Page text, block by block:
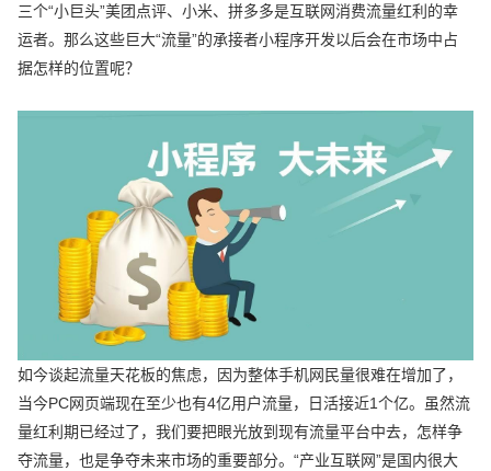
三个“小巨头”美团点评、小米、拼多多是互联网消费流量红利的幸
运者。那么这些巨大“流量”的承接者小程序开发以后会在市场中占
据怎样的位置呢？
如今谈起流量天花板的焦虑，因为整体手机网民量很难在增加了，
当今PC网页端现在至少也有4亿用户流量，日活接近1个亿。虽然流
量红利期已经过了，我们要把眼光放到现有流量平台中去，怎样争
夺流量，也是争夺未来市场的重要部分。“产业互联网”是国内很大